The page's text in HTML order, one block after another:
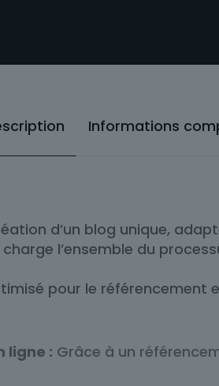
Informations
d’un blog unique,
l’ensemble du
pour le
ligne : Grâce à un